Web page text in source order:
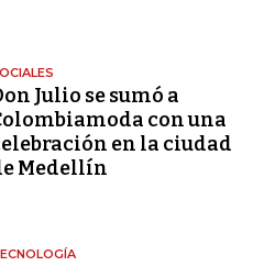
Julio se sumó a
con una
en la ciudad
Medellín